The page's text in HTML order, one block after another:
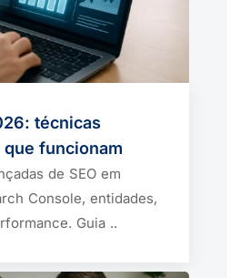
técnicas
que funcionam
de SEO em
Console, entidades,
Guia ..